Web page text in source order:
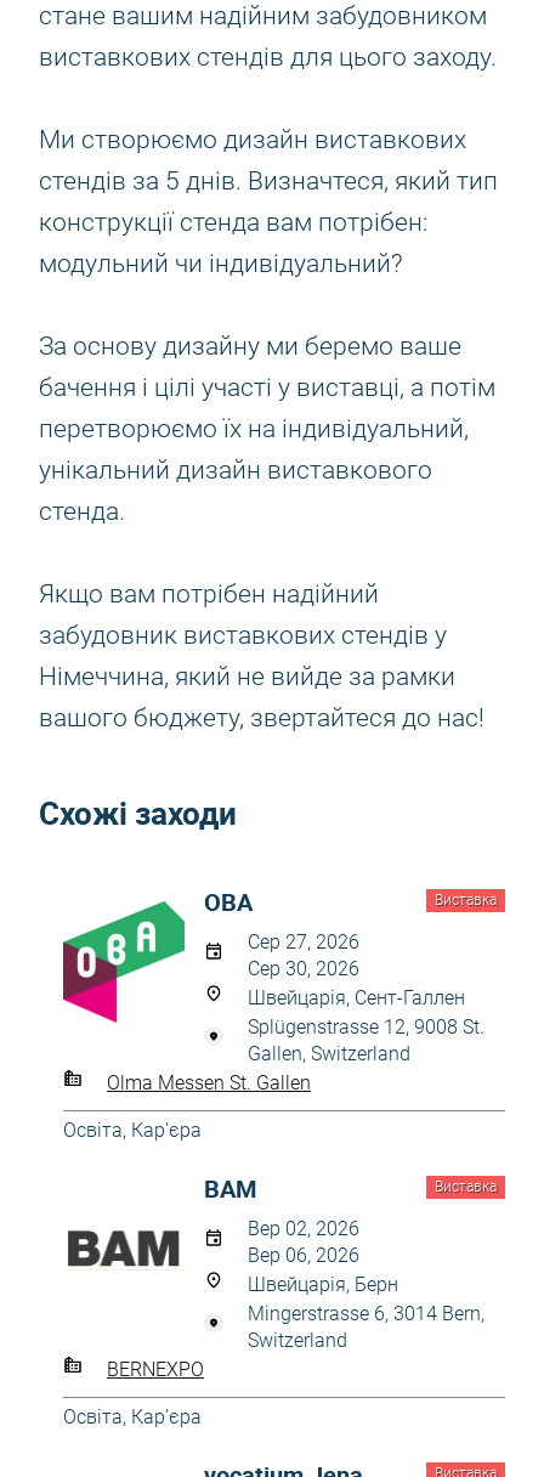
стане вашим надійним забудовником
виставкових стендів для цього заходу.
Ми створюємо дизайн виставкових
стендів за 5 днів. Визначтеся, який тип
конструкції стенда вам потрібен:
модульний чи індивідуальний?
За основу дизайну ми беремо ваше
бачення і цілі участі у виставці, а потім
перетворюємо їх на індивідуальний,
унікальний дизайн виставкового
стенда.
Якщо вам потрібен надійний
забудовник виставкових стендів у
Німеччина, який не вийде за рамки
вашого бюджету, звертайтеся до нас!
Схожі заходи
Виставка
OBA
Сер 27, 2026
Сер 30, 2026
Швейцарія, Сент-Галлен
Splügenstrasse 12, 9008 St.
Gallen, Switzerland
Olma Messen St. Gallen
Освіта, Кар'єра
Виставка
BAM
Вер 02, 2026
Вер 06, 2026
Швейцарія, Берн
Mingerstrasse 6, 3014 Bern,
Switzerland
BERNEXPO
Освіта, Кар'єра
Виставка